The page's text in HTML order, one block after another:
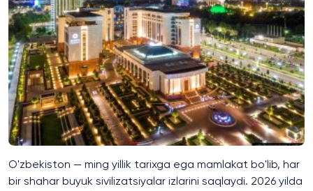
O'zbekiston — ming yillik tarixga ega mamlakat bo'lib, har
bir shahar buyuk sivilizatsiyalar izlarini saqlaydi. 2026 yilda